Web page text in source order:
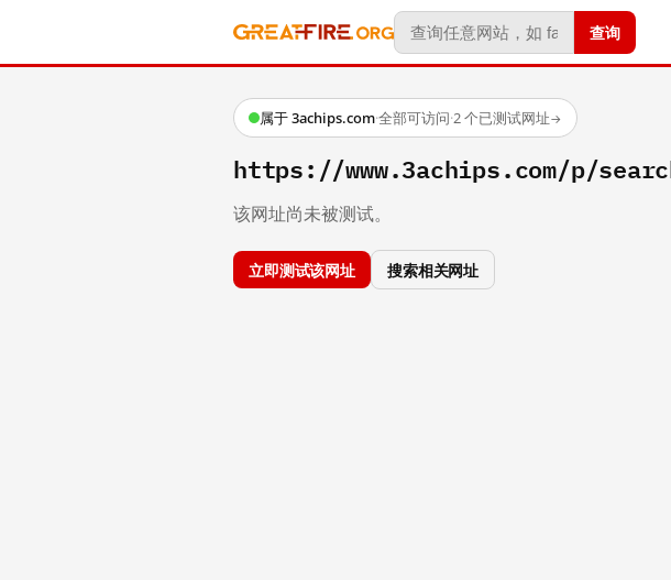
查询
属于 3achips.com·全部可访问·2 个已测试网址→
https://www.3achips.com/p/
该网址尚未被测试。
立即测试该网址 搜索相关网址